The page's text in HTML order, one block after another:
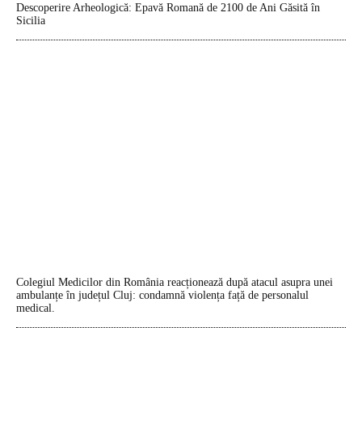
Descoperire Arheologică: Epavă Romană de 2100 de Ani Găsită în
Sicilia
Colegiul Medicilor din România reacționează după atacul asupra unei
ambulanțe în județul Cluj: condamnă violența față de personalul
medical.